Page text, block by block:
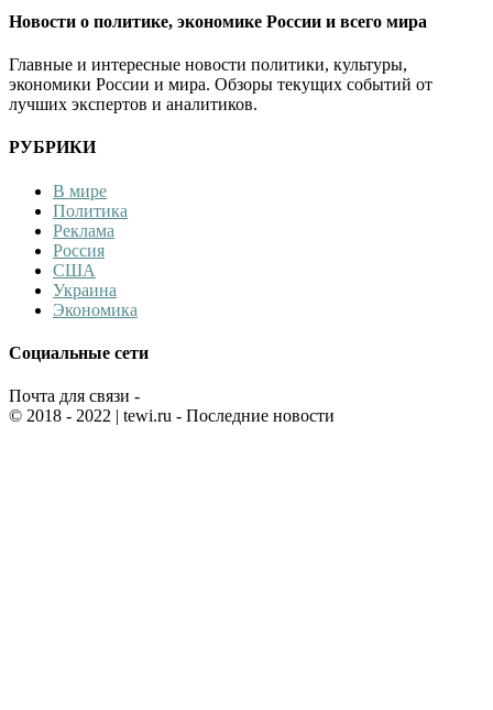
Новости о политике, экономике России и всего мира
Главные и интересные новости политики, культуры,
экономики России и мира. Обзоры текущих событий от
лучших экспертов и аналитиков.
РУБРИКИ
В мире
Политика
Реклама
Россия
США
Украина
Экономика
Социальные сети
Почта для связи -
© 2018 - 2022 | tewi.ru - Последние новости